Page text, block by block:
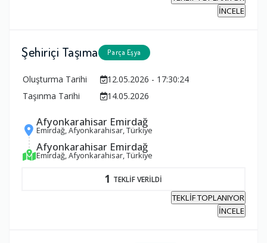
İNCELE
Şehiriçi Taşıma Parça Eşya
Oluşturma Tarihi
12.05.2026 - 17:30:24
Taşınma Tarihi
14.05.2026
Afyonkarahisar Emirdağ
Emirdağ, Afyonkarahisar, Türkiye
Afyonkarahisar Emirdağ
Emirdağ, Afyonkarahisar, Türkiye
1 TEKLİF VERİLDİ
TEKLİF TOPLANIYOR
İNCELE